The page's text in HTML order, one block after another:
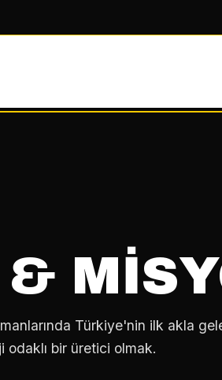
Türkiye'nin ilk akla
bir üretici olmak.